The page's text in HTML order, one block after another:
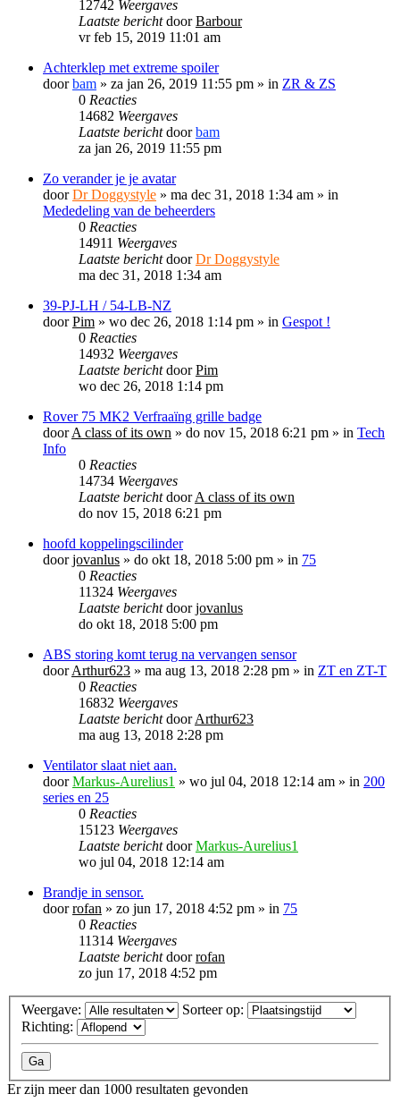
12742 Weergaves
Laatste berichtdoorBarbour
vr feb 15, 2019 11:01 am
Achterklep met extreme spoiler
doorbam » za jan 26, 2019 11:55 pm » in ZR & ZS
0 Reacties
14682 Weergaves
Laatste berichtdoorbam
za jan 26, 2019 11:55 pm
Zo verander je je avatar
doorDr Doggystyle » ma dec 31, 2018 1:34 am » in
Mededeling van de beheerders
0 Reacties
14911 Weergaves
Laatste berichtdoorDr Doggystyle
ma dec 31, 2018 1:34 am
39-PJ-LH / 54-LB-NZ
doorPim » wo dec 26, 2018 1:14 pm » in Gespot !
0 Reacties
14932 Weergaves
Laatste berichtdoorPim
wo dec 26, 2018 1:14 pm
Rover 75 MK2 Verfraaïng grille badge
doorA class of its own » do nov 15, 2018 6:21 pm » in Tech
Info
0 Reacties
14734 Weergaves
Laatste berichtdoorA class of its own
do nov 15, 2018 6:21 pm
hoofd koppelingscilinder
doorjovanlus » do okt 18, 2018 5:00 pm » in 75
0 Reacties
11324 Weergaves
Laatste berichtdoorjovanlus
do okt 18, 2018 5:00 pm
ABS storing komt terug na vervangen sensor
doorArthur623 » ma aug 13, 2018 2:28 pm » in ZT en ZT-T
0 Reacties
16832 Weergaves
Laatste berichtdoorArthur623
ma aug 13, 2018 2:28 pm
Ventilator slaat niet aan.
doorMarkus-Aurelius1 » wo jul 04, 2018 12:14 am » in 200
series en 25
0 Reacties
15123 Weergaves
Laatste berichtdoorMarkus-Aurelius1
wo jul 04, 2018 12:14 am
Brandje in sensor.
doorrofan » zo jun 17, 2018 4:52 pm » in 75
0 Reacties
11314 Weergaves
Laatste berichtdoorrofan
zo jun 17, 2018 4:52 pm
Weergave:
Sorteer op:
Richting:
Er zijn meer dan 1000 resultaten gevonden